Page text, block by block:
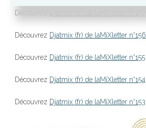
Découvrez
Découvrez Djatmix (fr) de laMiXletter n°156
Découvrez Djatmix (fr) de laMiXletter n°155
Découvrez Djatmix (fr) de laMiXletter n°154
Découvrez Djatmix (fr) de laMiXletter n°153